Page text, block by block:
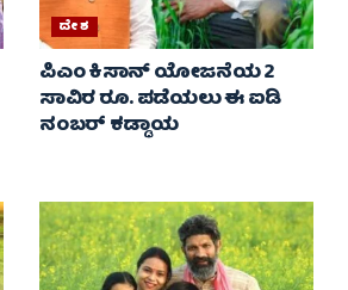
ದೇಶ
ಪಿಎಂ ಕಿಸಾನ್ ಯೋಜನೆಯ 2
ಸಾವಿರ ರೂ. ಪಡೆಯಲು ಈ ಐಡಿ
ನಂಬರ್ ಕಡ್ಡಾಯ